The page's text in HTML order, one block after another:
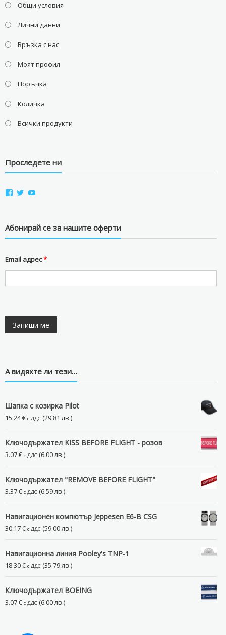
Общи условия
Лични данни
Връзка с нас
Моят профил
Поръчка
Количка
Всички продукти
Проследете ни
View
Facebook
View
Twitter
View
YouTube
Абонирай се за нашите оферти
Email адрес*
А видяхте ли тези…
Шапка с козирка Pilot
15.24€ с ДДС (29.81 лв.)
Ключодържател KISS BEFORE FLIGHT - розов
3.07€ с ДДС (6.00 лв.)
Ключодържател "REMOVE BEFORE FLIGHT"
3.37€ с ДДС (6.59 лв.)
Навигационен компютър Jeppesen E6-B CSG
30.17€ с ДДС (59.00 лв.)
Навигационна линия Pooley's TNP-1
18.30€ с ДДС (35.79 лв.)
Ключодържател BOEING
3.07€ с ДДС (6.00 лв.)